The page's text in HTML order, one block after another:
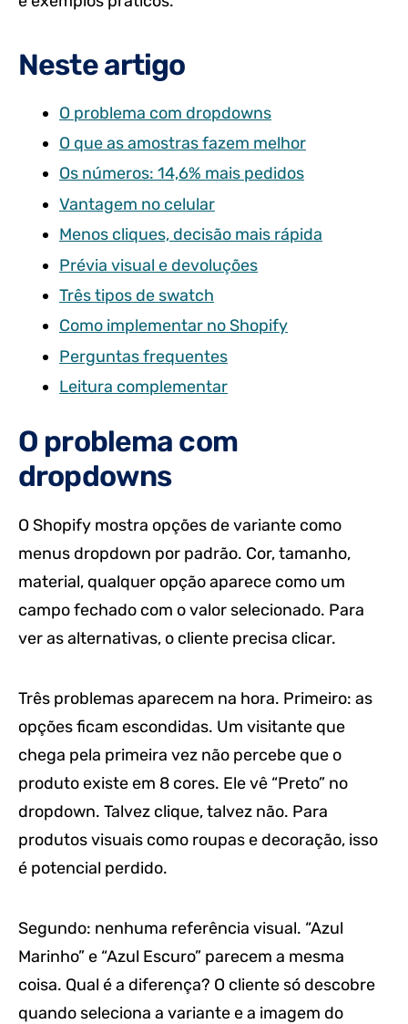
Neste artigo
O problema com dropdowns
O que as amostras fazem melhor
Os números: 14,6% mais pedidos
Vantagem no celular
Menos cliques, decisão mais rápida
Prévia visual e devoluções
Três tipos de swatch
Como implementar no Shopify
Perguntas frequentes
Leitura complementar
O problema com
dropdowns
O Shopify mostra opções de variante como
menus dropdown por padrão. Cor, tamanho,
material, qualquer opção aparece como um
campo fechado com o valor selecionado. Para
ver as alternativas, o cliente precisa clicar.
Três problemas aparecem na hora. Primeiro: as
opções ficam escondidas. Um visitante que
chega pela primeira vez não percebe que o
produto existe em 8 cores. Ele vê “Preto” no
dropdown. Talvez clique, talvez não. Para
produtos visuais como roupas e decoração, isso
é potencial perdido.
Segundo: nenhuma referência visual. “Azul
Marinho” e “Azul Escuro” parecem a mesma
coisa. Qual é a diferença? O cliente só descobre
quando seleciona a variante e a imagem do